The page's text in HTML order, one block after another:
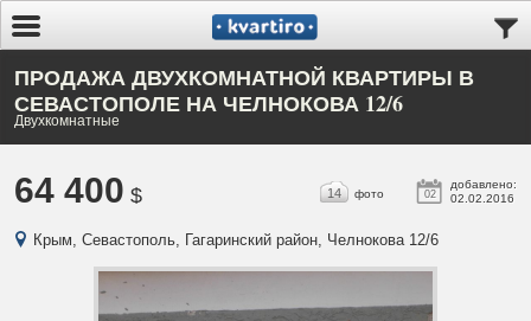
ПРОДАЖА ДВУХКОМНАТНОЙ КВАРТИРЫ В
СЕВАСТОПОЛЕ НА ЧЕЛНОКОВА 12/6
Двухкомнатные
64 400 $ 02
добавлено:
02.02.2016
14 фото
Крым, Севастополь, Гагаринский район, Челнокова 12/6